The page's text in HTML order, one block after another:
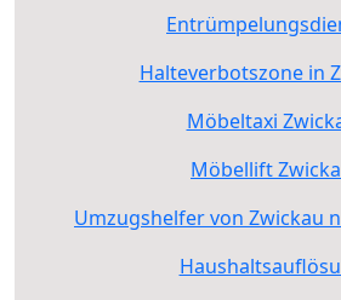
Halteverbotszone in
Möbeltaxi
Möbellift
Umzugshelfer von Zwickau